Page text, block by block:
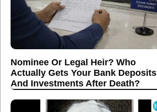
Nominee Or Legal Heir? Who
Actually Gets Your Bank Deposits
And Investments After Death?